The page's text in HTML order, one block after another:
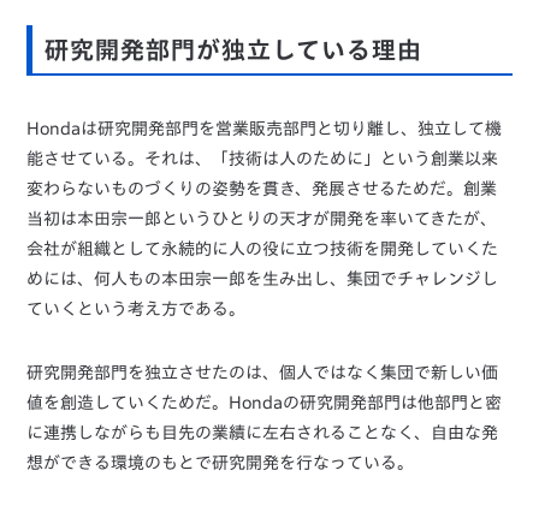
研究開発部門が独立している理由
Hondaは研究開発部門を営業販売部門と切り離し、独立して機
能させている。それは、「技術は人のために」という創業以来
変わらないものづくりの姿勢を貫き、発展させるためだ。創業
当初は本田宗一郎というひとりの天才が開発を率いてきたが、
会社が組織として永続的に人の役に立つ技術を開発していくた
めには、何人もの本田宗一郎を生み出し、集団でチャレンジし
ていくという考え方である。
研究開発部門を独立させたのは、個人ではなく集団で新しい価
値を創造していくためだ。Hondaの研究開発部門は他部門と密
に連携しながらも目先の業績に左右されることなく、自由な発
想ができる環境のもとで研究開発を行なっている。